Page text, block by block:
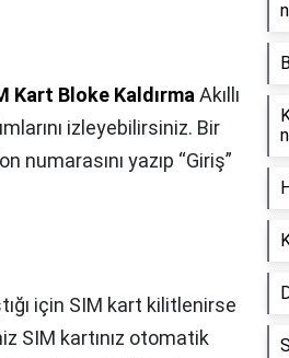
Kart Bloke KaldırmaAkıllı
izleyebilirsiniz. Bir
yazıp “Giriş”
için SIM kart kilitlenirse
SIM kartınız otomatik